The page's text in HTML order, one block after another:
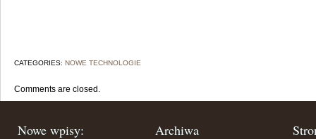
CATEGORIES: NOWE TECHNOLOGIE
Comments are closed.
Nowe wpisy: Archiwa